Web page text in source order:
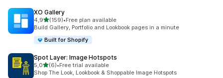
XO Gallery
4,9de 5 estrelas
(159)
159 total de avaliações
•Free plan available
Build Gallery, Portfolio and Lookbook pages in a minute
Built for Shopify
Spot Layer: Image Hotspots
5,0de 5 estrelas
(6)
6 total de avaliações
•Free trial available
Shop The Look, Lookbook & Shoppable Image Hotspots